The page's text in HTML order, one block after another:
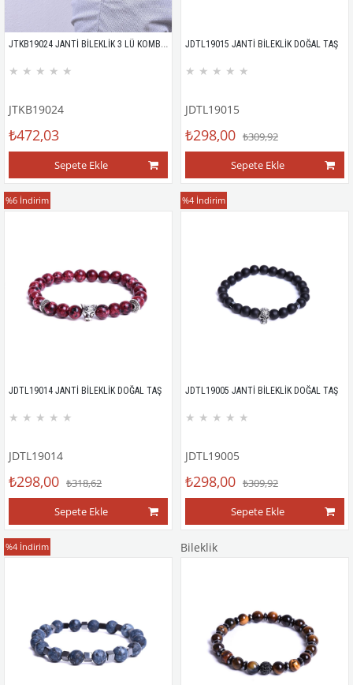
JTKB19024 JANTİ BİLEKLİK 3 LÜ KOMBİN DOĞAL TAŞ
★ ★ ★ ★ ★
JTKB19024
₺472,03
Sepete Ekle
JDTL19015 JANTİ BİLEKLİK DOĞAL TAŞ
★ ★ ★ ★ ★
JDTL19015
₺298,00 ₺309,92
Sepete Ekle
Bileklik
JDTL19014 JANTİ BİLEKLİK DOĞAL TAŞ
★ ★ ★ ★ ★
JDTL19014
₺298,00 ₺318,62
Sepete Ekle
%6 İndirim Bileklik
JDTL19005 JANTİ BİLEKLİK DOĞAL TAŞ
★ ★ ★ ★ ★
JDTL19005
₺298,00 ₺309,92
Sepete Ekle
%4 İndirim
Bileklik
%4 İndirim Bileklik